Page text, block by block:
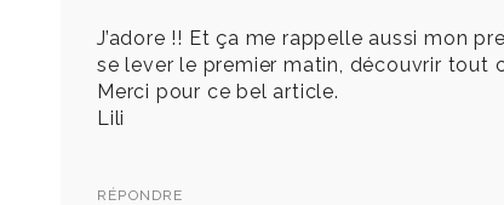
J’adore !! Et ça me rappelle aussi mon
se lever le premier matin, découvrir tout
Merci pour ce bel article.
Lili
RÉPONDRE